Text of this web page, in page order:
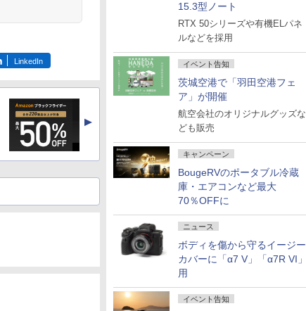
15.3型ノート
RTX 50シリーズや有機ELパネ
ルなどを採用
イベント告知
茨城空港で「羽田空港フェ
ア」が開催
航空会社のオリジナルグッズな
ども販売
キャンペーン
BougeRVのポータブル冷蔵
庫・エアコンなど最大
70％OFFに
ニュース
ボディを傷から守るイージー
カバーに「α7 V」「α7R VI」
用
イベント告知
LinkedIn
▲